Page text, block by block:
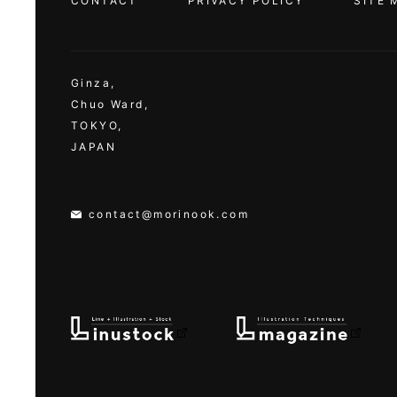
Ginza,
Chuo Ward,
TOKYO,
JAPAN
contact@morinook.com